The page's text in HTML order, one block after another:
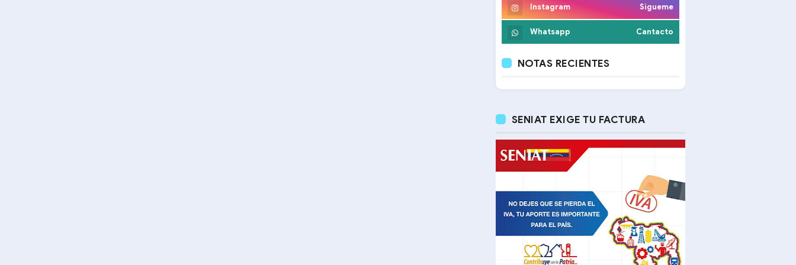
Instagram Sigueme
Whatsapp Cantacto
NOTAS RECIENTES
SENIAT EXIGE TU FACTURA